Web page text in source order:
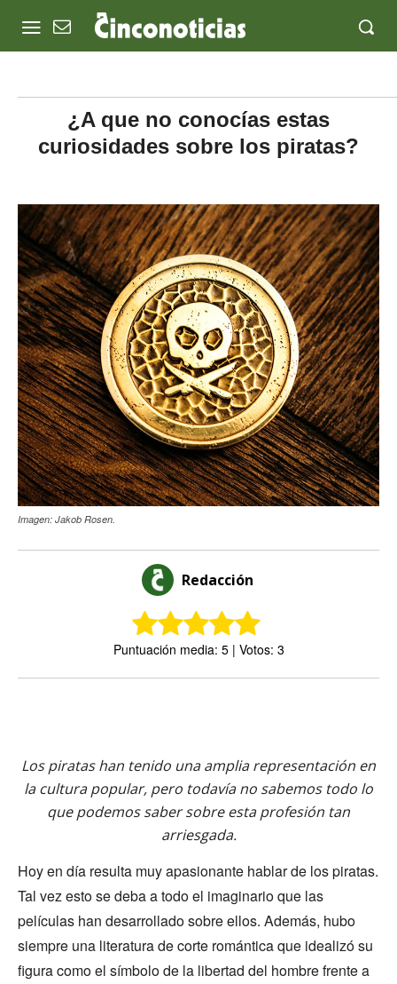
¿A que no conocías estas
curiosidades sobre los piratas?
Imagen: Jakob Rosen.
Redacción
Puntuación media: 5 | Votos: 3
Los piratas han tenido una amplia representación en
la cultura popular, pero todavía no sabemos todo lo
que podemos saber sobre esta profesión tan
arriesgada.
Hoy en día resulta muy apasionante hablar de los piratas.
Tal vez esto se deba a todo el imaginario que las
películas han desarrollado sobre ellos. Además, hubo
siempre una literatura de corte romántica que idealizó su
figura como el símbolo de la libertad del hombre frente a